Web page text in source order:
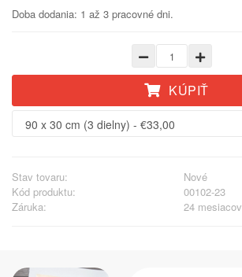
Doba dodania: 1 až 3 pracovné dni.
KÚPIŤ
Stav tovaru:
Nové
Kód produktu:
00102-23
Záruka:
24 mesiacov